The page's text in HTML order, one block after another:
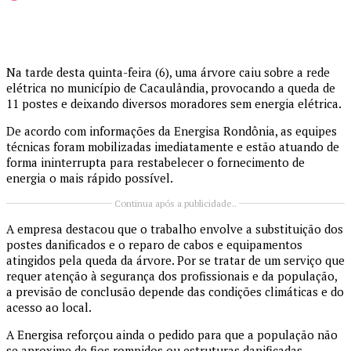
Na tarde desta quinta-feira (6), uma árvore caiu sobre a rede
elétrica no município de Cacaulândia, provocando a queda de
11 postes e deixando diversos moradores sem energia elétrica.
De acordo com informações da Energisa Rondônia, as equipes
técnicas foram mobilizadas imediatamente e estão atuando de
forma ininterrupta para restabelecer o fornecimento de
energia o mais rápido possível.
Continua após a publicidade..
A empresa destacou que o trabalho envolve a substituição dos
postes danificados e o reparo de cabos e equipamentos
atingidos pela queda da árvore. Por se tratar de um serviço que
requer atenção à segurança dos profissionais e da população,
a previsão de conclusão depende das condições climáticas e do
acesso ao local.
A Energisa reforçou ainda o pedido para que a população não